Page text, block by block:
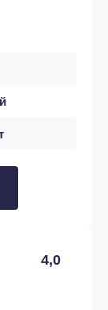
4,0